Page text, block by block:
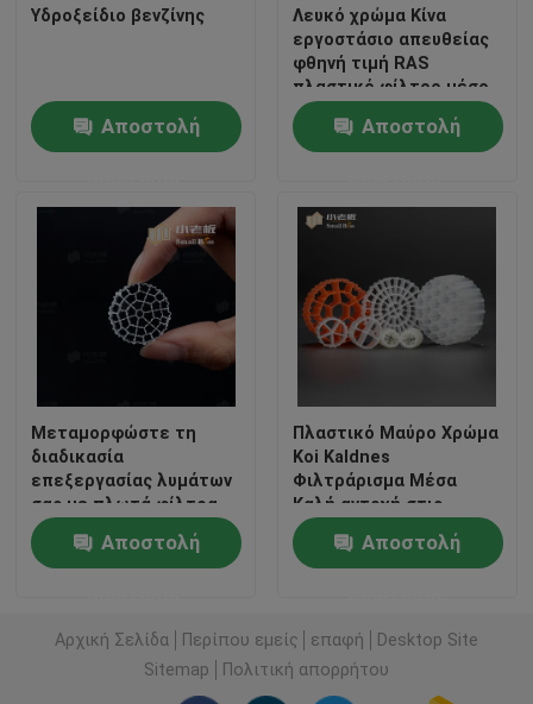
Σπίτι
Γύρος εργοστασίων
Ποιοτικός έλεγχος
ιστολόγιο
Ζητήστε ένα απόσπασμα
Υδροξείδιο βενζίνης
Αποστολή
Λευκό χρώμα Κίνα
εργοστάσιο απευθείας
φθηνή τιμή RAS
πλαστικό φίλτρο μέσο
K5
Αποστολή
Μεταμορφώστε τη
διαδικασία
επεξεργασίας λυμάτων
σας με πλωτά φίλτρα
μέσων - Τα πιο
αποτελεσματικά μέσα
βιοφίλτρου MBBR
Αποστολή
Πλαστικό Μαύρο Χρώμα
Koi Kaldnes
Φιλτράρισμα Μέσα
Καλή αντοχή στις
επιπτώσεις για την
υδατοκαλλιέργεια
Αποστολή
Αρχική Σελίδα Περίπου εμείς επαφή
Desktop Site
Sitemap
Πολιτική απορρήτου